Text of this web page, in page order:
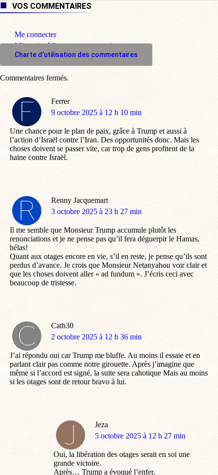
VOS COMMENTAIRES
Me connecter
M'inscrire à l'espace commentaire
Charte d'utilisation des commentaires
Ferrer
dit
9 octobre 2025 à 12 h 10 min
Une chance pour le plan de paix, grâce à Trump et aussi à
l’action d’Israël contre l’Iran. Des opportunités donc. Mais les
choses doivent se passer vite, car trop de gens profitent de la
haine contre Israël.
Renny Jacquemart
dit
3 octobre 2025 à 23 h 27 min
Il me semble que Monsieur Trump accumule plutôt les
renonciations et je ne pense pas qu’il fera déguerpir le Hamas,
hélas!
Quant aux otages encore en vie, s’il en reste, je pense qu’ils sont
perdus d’avance. Je crois que Monsieur Netanyahou voir clair et
que les choses doivent aller « ad fundum ». J’écris ceci avec
beaucoup de tristesse.
Cath30
dit
2 octobre 2025 à 12 h 36 min
J’ai répondu oui car Trump me bluffe. Au moins il essaie et en
parlant clair pas comme notre girouette. Après j’imagine que
même si l’accord est signé, la suite sera cahotique Mais au moins
si les otages sont de retour bravo à lui.
Jeza
dit
5 octobre 2025 à 12 h 27 min
Oui, la libération des otages serait en soi une
grande victoire.
Après… Trump a évoqué l’enfer.
Commentaires fermés.